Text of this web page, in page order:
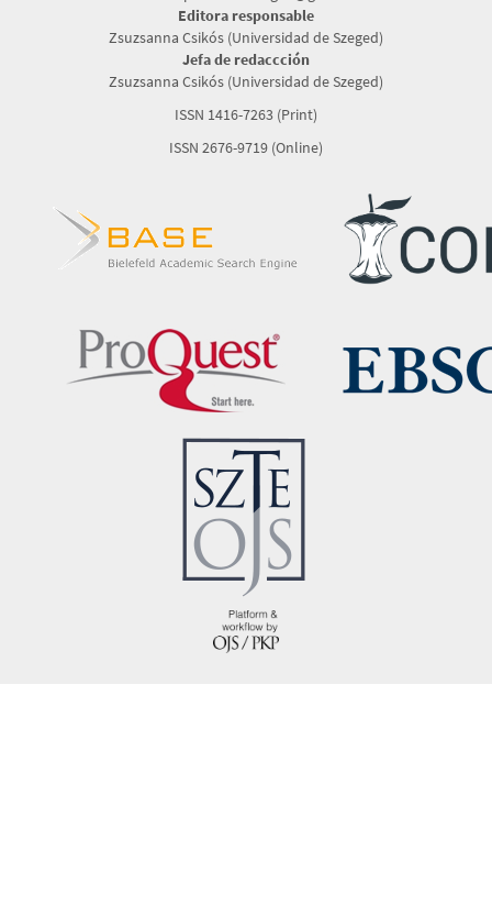
Editora responsable
Zsuzsanna Csikós (Universidad de Szeged)
Jefa de redaccción
Zsuzsanna Csikós (Universidad de Szeged)
ISSN 1416-7263 (Print)
ISSN 2676-9719 (Online)